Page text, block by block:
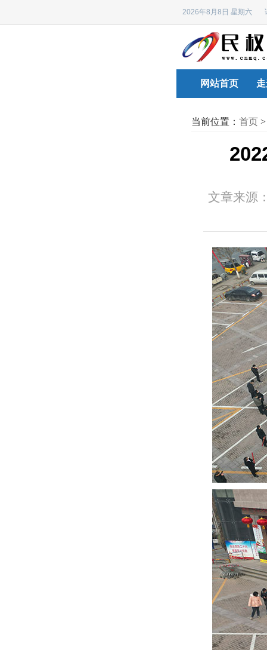
2026年8月8日 星期六
网站首页
当前位置： 首页
文章来源